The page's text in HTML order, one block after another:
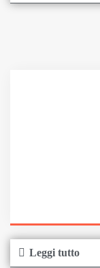
Leggi tutto